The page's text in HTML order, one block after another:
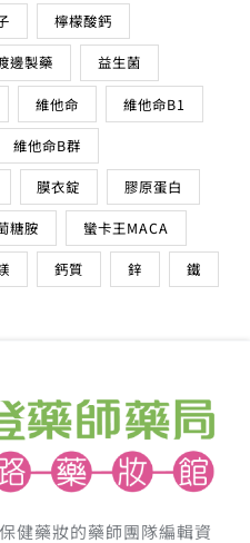
檸檬酸鈣
邊製藥 益生菌
維他命 維他命B1
維他命B群
膜衣錠 膠原蛋白
糖胺 蠻卡王MACA
鈣質 鋅 鐵
健藥妝的藥師團隊編輯資